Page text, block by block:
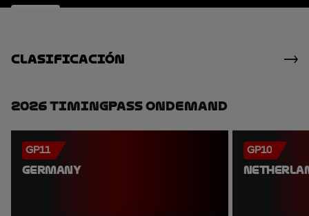
clasificación
2026 TimingPass OnDemand
GP11
GERMANY
GP10